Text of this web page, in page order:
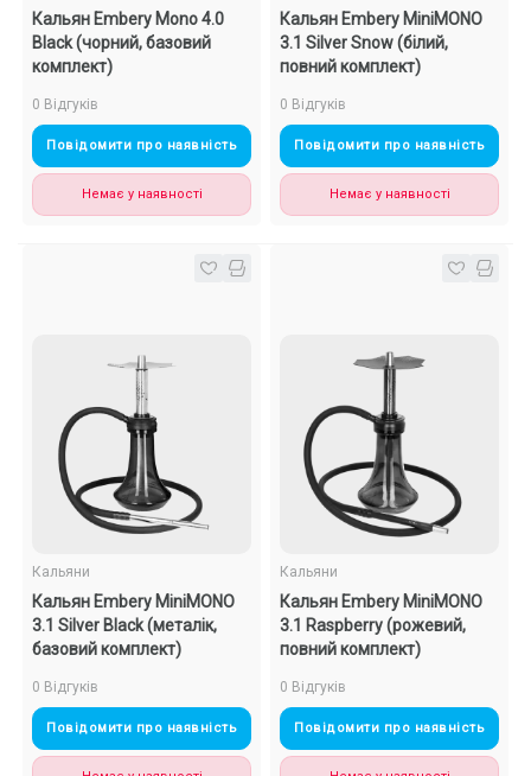
Кальян Embery Mono 4.0
Black (чорний, базовий
комплект)
0 Відгуків
Повідомити про наявність
Немає у наявності
Кальян Embery MiniMONO
3.1 Silver Snow (білий,
повний комплект)
0 Відгуків
Повідомити про наявність
Немає у наявності
Кальяни
Кальян Embery MiniMONO
3.1 Silver Black (металік,
базовий комплект)
0 Відгуків
Повідомити про наявність
Кальяни
Кальян Embery MiniMONO
3.1 Raspberry (рожевий,
повний комплект)
0 Відгуків
Повідомити про наявність